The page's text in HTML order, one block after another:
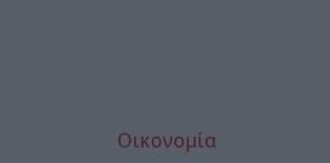
Οικονομία